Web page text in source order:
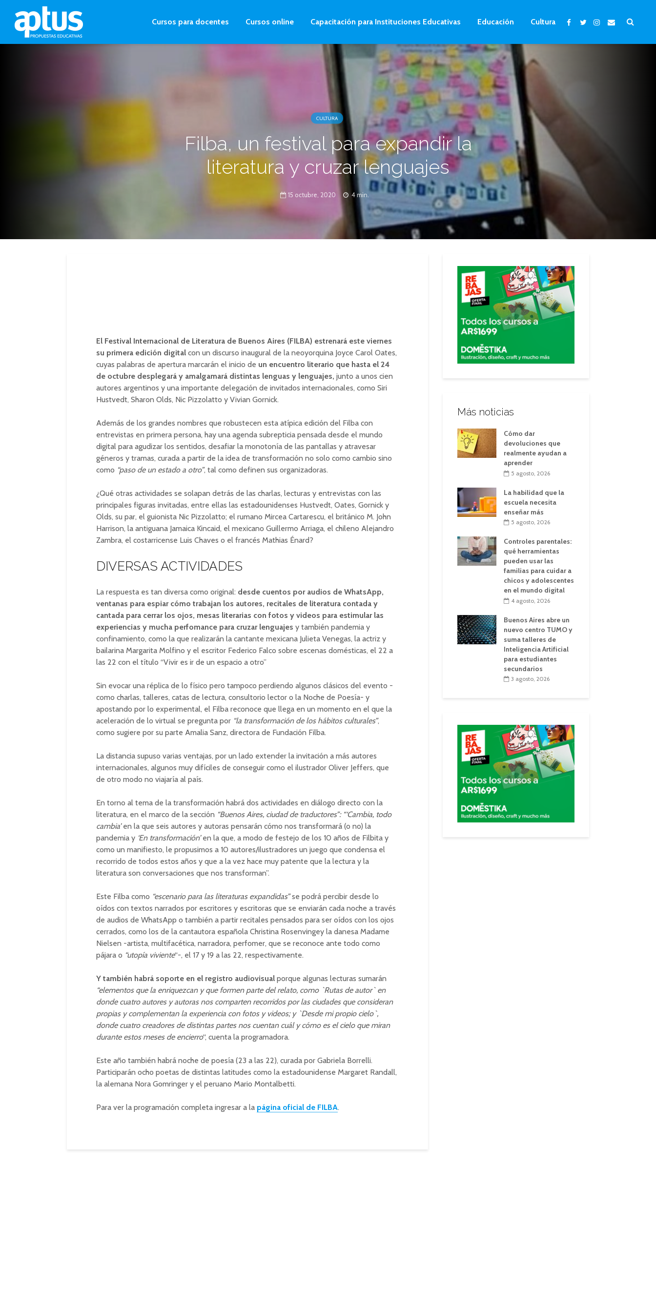
Cursos para docentes Cursos online Capacitación para Instituciones Educativas Educación Cultura
CULTURA
Filba, un festival para expandir la
literatura y cruzar lenguajes
15 octubre, 2020 4 min.
El Festival Internacional de Literatura de Buenos Aires (FILBA) estrenará este viernes
su primera edición digital con un discurso inaugural de la neoyorquina Joyce Carol Oates,
cuyas palabras de apertura marcarán el inicio de un encuentro literario que hasta el 24
de octubre desplegará y amalgamará distintas lenguas y lenguajes, junto a unos cien
autores argentinos y una importante delegación de invitados internacionales, como Siri
Hustvedt, Sharon Olds, Nic Pizzolatto y Vivian Gornick.
Además de los grandes nombres que robustecen esta atípica edición del Filba con
entrevistas en primera persona, hay una agenda subrepticia pensada desde el mundo
digital para agudizar los sentidos, desafiar la monotonía de las pantallas y atravesar
géneros y tramas, curada a partir de la idea de transformación no solo como cambio sino
como “paso de un estado a otro”, tal como definen sus organizadoras.
¿Qué otras actividades se solapan detrás de las charlas, lecturas y entrevistas con las
principales figuras invitadas, entre ellas las estadounidenses Hustvedt, Oates, Gornick y
Olds, su par, el guionista Nic Pizzolatto; el rumano Mircea Cartarescu, el británico M. John
Harrison, la antiguana Jamaica Kincaid, el mexicano Guillermo Arriaga, el chileno Alejandro
Zambra, el costarricense Luis Chaves o el francés Mathias Énard?
DIVERSAS ACTIVIDADES
La respuesta es tan diversa como original: desde cuentos por audios de WhatsApp,
ventanas para espiar cómo trabajan los autores, recitales de literatura contada y
cantada para cerrar los ojos, mesas literarias con fotos y videos para estimular las
experiencias y mucha perfomance para cruzar lenguajes y también pandemia y
confinamiento, como la que realizarán la cantante mexicana Julieta Venegas, la actriz y
bailarina Margarita Molfino y el escritor Federico Falco sobre escenas domésticas, el 22 a
las 22 con el título “Vivir es ir de un espacio a otro”
Sin evocar una réplica de lo físico pero tampoco perdiendo algunos clásicos del evento -
como charlas, talleres, catas de lectura, consultorio lector o la Noche de Poesía- y
apostando por lo experimental, el Filba reconoce que llega en un momento en el que la
aceleración de lo virtual se pregunta por “la transformación de los hábitos culturales”,
como sugiere por su parte Amalia Sanz, directora de Fundación Filba.
La distancia supuso varias ventajas, por un lado extender la invitación a más autores
internacionales, algunos muy difíciles de conseguir como el ilustrador Oliver Jeffers, que
de otro modo no viajaría al país.
En torno al tema de la transformación habrá dos actividades en diálogo directo con la
literatura, en el marco de la sección “Buenos Aires, ciudad de traductores”: “‘Cambia, todo
cambia’en la que seis autores y autoras pensarán cómo nos transformará (o no) la
pandemia y ‘En transformación’en la que, a modo de festejo de los 10 años de Filbita y
como un manifiesto, le propusimos a 10 autores/ilustradores un juego que condensa el
recorrido de todos estos años y que a la vez hace muy patente que la lectura y la
literatura son conversaciones que nos transforman”.
Este Filba como “escenario para las literaturas expandidas”se podrá percibir desde lo
oídos con textos narrados por escritores y escritoras que se enviarán cada noche a través
de audios de WhatsApp o también a partir recitales pensados para ser oídos con los ojos
cerrados, como los de la cantautora española Christina Rosenvingey la danesa Madame
Nielsen -artista, multifacética, narradora, perfomer, que se reconoce ante todo como
pájara o “utopía viviente“-, el 17 y 19 a las 22, respectivamente.
Y también habrá soporte en el registro audiovisual porque algunas lecturas sumarán
“elementos que la enriquezcan y que formen parte del relato, como `Rutas de autor` en
donde cuatro autores y autoras nos comparten recorridos por las ciudades que consideran
propias y complementan la experiencia con fotos y videos; y `Desde mi propio cielo`,
donde cuatro creadores de distintas partes nos cuentan cuál y cómo es el cielo que miran
durante estos meses de encierro“, cuenta la programadora.
Este año también habrá noche de poesía (23 a las 22), curada por Gabriela Borrelli.
Participarán ocho poetas de distintas latitudes como la estadounidense Margaret Randall,
la alemana Nora Gomringer y el peruano Mario Montalbetti.
Para ver la programación completa ingresar a la página oficial de FILBA.
Más noticias
Cómo dar
devoluciones que
realmente ayudan a
aprender
5 agosto, 2026
La habilidad que la
escuela necesita
enseñar más
5 agosto, 2026
Controles parentales:
qué herramientas
pueden usar las
familias para cuidar a
chicos y adolescentes
en el mundo digital
4 agosto, 2026
Buenos Aires abre un
nuevo centro TUMO y
suma talleres de
Inteligencia Artificial
para estudiantes
secundarios
3 agosto, 2026